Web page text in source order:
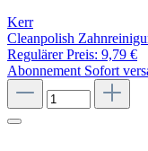
Kerr
Cleanpolish
Regulärer Preis: 9,79 €
Abonnement Sofort